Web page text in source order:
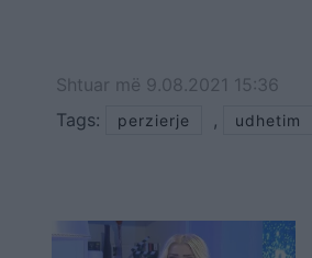
Shtuar më 9.08.2021 15:36
Tags:
perzierje , udhetim